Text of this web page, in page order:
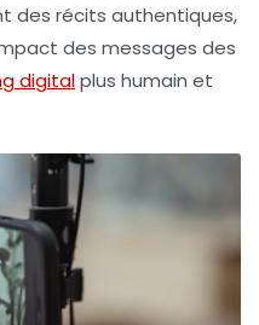
des récits authentiques,
des messages des
digitalplus humain et